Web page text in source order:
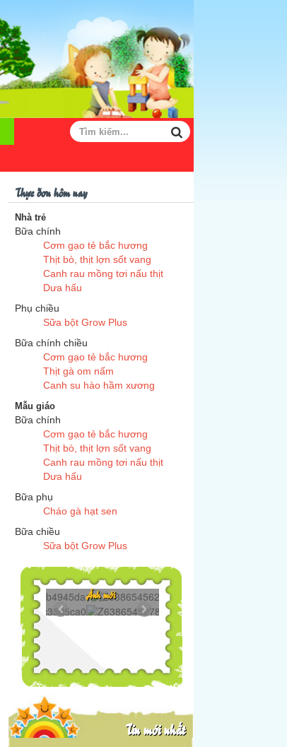
Thực đơn hôm nay
Nhà trẻ
Bữa chính
Cơm gạo tẻ bắc hương
Thịt bò, thịt lợn sốt vang
Canh rau mồng tơi nấu thịt
Dưa hấu
Phụ chiều
Sữa bột Grow Plus
Bữa chính chiều
Cơm gạo tẻ bắc hương
Thịt gà om nấm
Canh su hào hầm xương
Mẫu giáo
Bữa chính
Cơm gạo tẻ bắc hương
Thịt bò, thịt lợn sốt vang
Canh rau mồng tơi nấu thịt
Dưa hấu
Bữa phụ
Cháo gà hạt sen
Bữa chiều
Sữa bột Grow Plus
Z6386545625272...
Z6386545278606...
Ảnh mới
Tin mới nhất